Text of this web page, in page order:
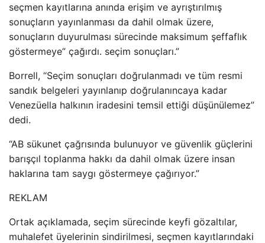
seçmen kayıtlarına anında erişim ve ayrıştırılmış
sonuçların yayınlanması da dahil olmak üzere,
sonuçların duyurulması sürecinde maksimum şeffaflık
göstermeye” çağırdı. seçim sonuçları.”
Borrell, “Seçim sonuçları doğrulanmadı ve tüm resmi
sandık belgeleri yayınlanıp doğrulanıncaya kadar
Venezüella halkının iradesini temsil ettiği düşünülemez”
dedi.
“AB sükunet çağrısında bulunuyor ve güvenlik güçlerini
barışçıl toplanma hakkı da dahil olmak üzere insan
haklarına tam saygı göstermeye çağırıyor.”
REKLAM
Ortak açıklamada, seçim sürecinde keyfi gözaltılar,
muhalefet üyelerinin sindirilmesi, seçmen kayıtlarındaki